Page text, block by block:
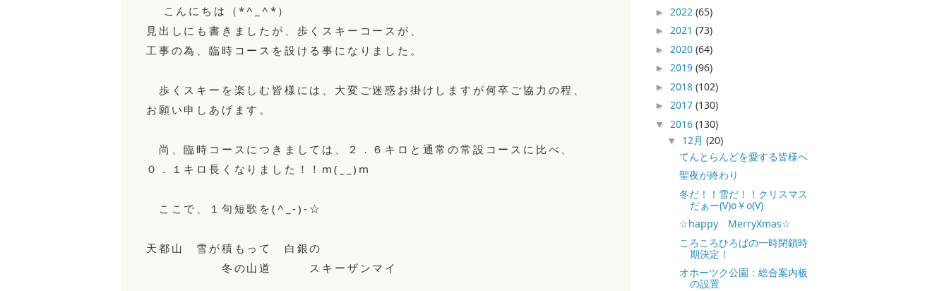
こんにちは（*^_^*）
見出しにも書きましたが、歩くスキーコースが、
工事の為、臨時コースを設ける事になりました。
歩くスキーを楽しむ皆様には、大変ご迷惑お掛けしますが何卒ご協力の程、
お願い申しあげます。
尚、臨時コースにつきましては、２．６キロと通常の常設コースに比べ、
０．１キロ長くなりました！！m(__)m
ここで、１句短歌を(^_-)-☆
天都山 雪が積もって 白銀の
冬の山道 スキーザンマイ
► 2022 (65)
► 2021 (73)
► 2020 (64)
► 2019 (96)
► 2018 (102)
► 2017 (130)
▼ 2016 (130)
▼ 12月 (20)
てんとらんどを愛する皆様へ
聖夜が終わり
冬だ！！雪だ！！クリスマス
だぁー(V)o￥o(V)
☆happy MerryXmas☆
ころころひろばの一時閉鎖時
期決定！
オホーツク公園：総合案内板
の設置